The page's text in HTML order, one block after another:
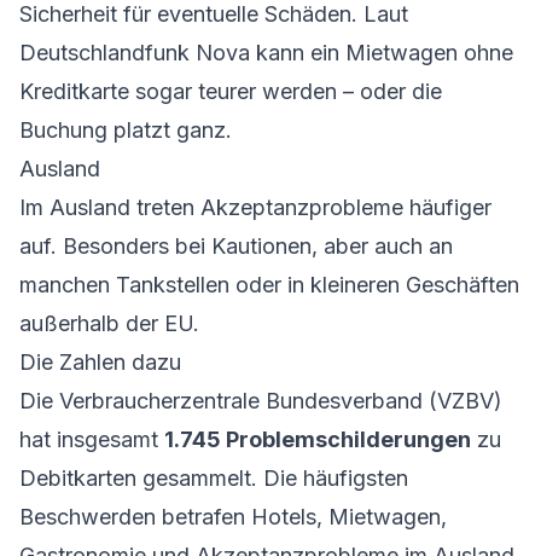
Sicherheit für eventuelle Schäden. Laut
Deutschlandfunk Nova kann ein Mietwagen ohne
Kreditkarte sogar teurer werden – oder die
Buchung platzt ganz.
Ausland
Im Ausland treten Akzeptanzprobleme häufiger
auf. Besonders bei Kautionen, aber auch an
manchen Tankstellen oder in kleineren Geschäften
außerhalb der EU.
Die Zahlen dazu
Die Verbraucherzentrale Bundesverband (VZBV)
hat insgesamt 1.745 Problemschilderungen zu
Debitkarten gesammelt. Die häufigsten
Beschwerden betrafen Hotels, Mietwagen,